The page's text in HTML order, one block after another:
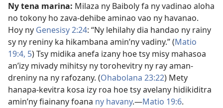
Ny tena marina: Milaza ny Baiboly fa ny vadinao aloha
no tokony ho zava-dehibe aminao vao ny havanao.
Hoy ny Genesisy 2:24: “Ny lehilahy dia handao ny rainy
sy ny reniny ka hikambana amin’ny vadiny.” (Matio
19:4, 5) Tsy midika anefa izany hoe tsy misy mahasoa
an’izy mivady mihitsy ny torohevitry ny ray aman-
dreniny na ny rafozany. (Ohabolana 23:22) Mety
hanapa-kevitra kosa izy roa hoe tsy avelany hidikiditra
amin’ny fiainany foana ny havany.—Matio 19:6.